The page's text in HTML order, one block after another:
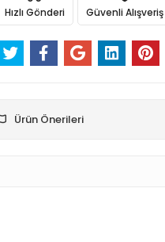
Hızlı Gönderi Güvenli Alışveriş
Ürün Önerileri